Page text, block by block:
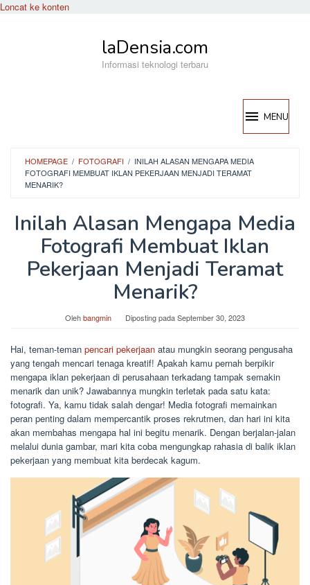
Loncat ke konten
laDensia.com
Informasi teknologi terbaru
MENU
HOMEPAGE / FOTOGRAFI / INILAH ALASAN MENGAPA MEDIA
FOTOGRAFI MEMBUAT IKLAN PEKERJAAN MENJADI TERAMAT
MENARIK?
Inilah Alasan Mengapa Media
Fotografi Membuat Iklan
Pekerjaan Menjadi Teramat
Menarik?
Olehbangmin Diposting padaSeptember 30, 2023
Hai, teman-teman pencari pekerjaan atau mungkin seorang pengusaha
yang tengah mencari tenaga kreatif! Apakah kamu pernah berpikir
mengapa iklan pekerjaan di perusahaan terkadang tampak semakin
menarik dan unik? Jawabannya mungkin terletak pada satu kata:
fotografi. Ya, kamu tidak salah dengar! Media fotografi memainkan
peran penting dalam mempercantik proses rekrutmen, dan hari ini kita
akan membahas mengapa hal ini begitu menarik. Dengan berjalan-jalan
melalui dunia gambar, mari kita coba mengungkap rahasia di balik iklan
pekerjaan yang membuat kita berdecak kagum.